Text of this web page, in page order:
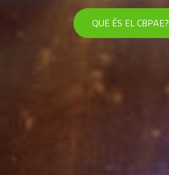
QUE ÉS EL CBPAE?